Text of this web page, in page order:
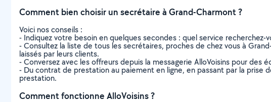
Comment bien choisir un secrétaire à Grand-Charmont ?
Voici nos conseils :
- Indiquez votre besoin en quelques secondes : quel service
- Consultez la liste de tous les secrétaires, proches de chez vous à
laissés par leurs clients.
- Conversez avec les offreurs depuis la messagerie AlloVoisins pour des
- Du contrat de prestation au paiement en ligne, en passant par la prise
prestation.
Comment fonctionne AlloVoisins ?